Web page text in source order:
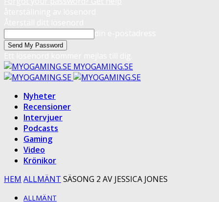
MYOGAMING.SE
Nyheter
Recensioner
Intervjuer
Podcasts
Gaming
Video
Krönikor
HEM ALLMÄNT SÄSONG 2 AV JESSICA JONES
ALLMÄNT